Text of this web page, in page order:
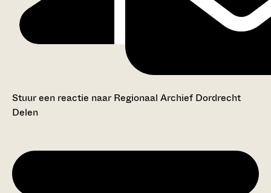
Stuur een reactie naar Regionaal Archief Dordrecht
Delen